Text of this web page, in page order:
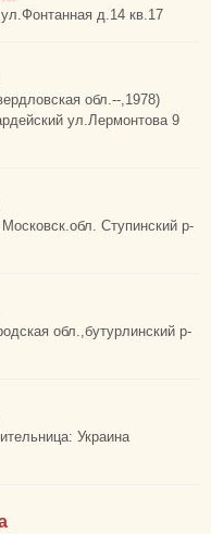
д.14 кв.17
обл.--,1978)
ул.Лермонтова 9
Ступинский р-
обл.,бутурлинский р-
Украина